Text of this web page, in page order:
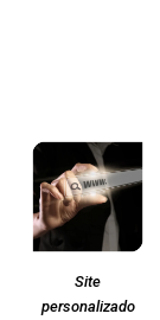
Site
personalizado